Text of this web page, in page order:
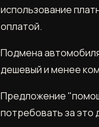
использование
оплатой.
Подмена
дешевый и менее
Предложение
потребовать за это